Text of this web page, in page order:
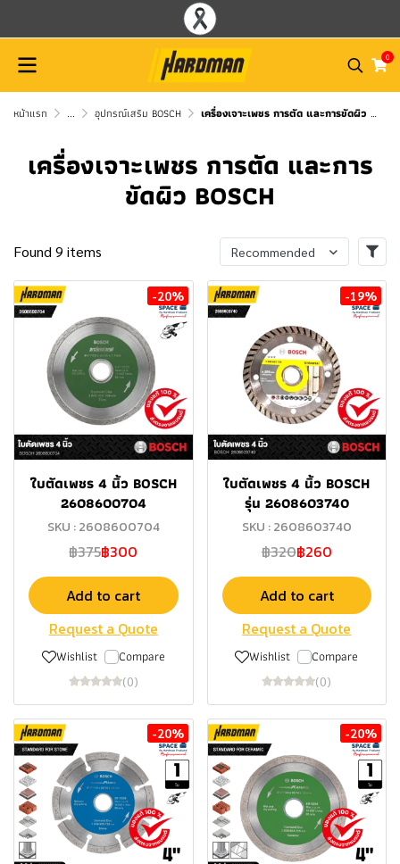
0
หน้าแรก ... อุปกรณ์เสริม BOSCH เครื่องเจาะเพชร การตัด และการขัดผิว BOSCH
เครื่องเจาะเพชร การตัด และการ
ขัดผิว BOSCH
Found 9 items Recommended
-20%
ใบตัดเพชร 4 นิ้ว BOSCH
2608600704
SKU : 2608600704
฿375฿300
Add to cart
Request a Quote
Wishlist Compare
(0)
-19%
ใบตัดเพชร 4 นิ้ว BOSCH
รุ่น 2608603740
SKU : 2608603740
฿320฿260
Add to cart
Request a Quote
Wishlist Compare
(0)
-20% -20%